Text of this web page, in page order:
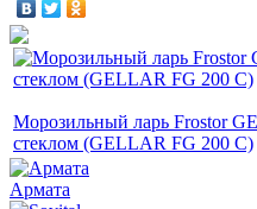
Морозильный ларь Frostor
стеклом (GELLAR FG 200 C)
Армата